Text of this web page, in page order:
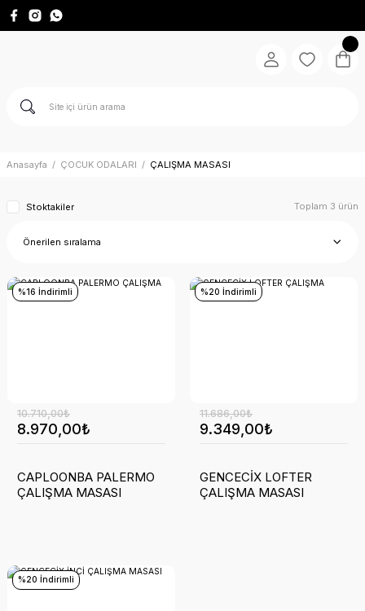
Anasayfa ÇOCUK ODALARI ÇALIŞMA MASASI
Stoktakiler Toplam 3 ürün
%16 İndirimli
8.970,00₺
10.710,00₺
CAPLOONBA PALERMO
ÇALIŞMA MASASI
%20 İndirimli
9.349,00₺
11.686,00₺
GENCECİX LOFTER
ÇALIŞMA MASASI
%20 İndirimli